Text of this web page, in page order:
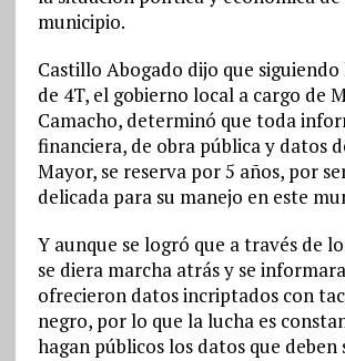
municipio.
Castillo Abogado dijo que siguiendo
de 4T, el gobierno local a cargo de
Camacho, determinó que toda
financiera, de obra pública y datos
Mayor, se reserva por 5 años, por
delicada para su manejo en este
Y aunque se logró que a través de
se diera marcha atrás y se
ofrecieron datos incriptados con
negro, por lo que la lucha es
hagan públicos los datos que deben